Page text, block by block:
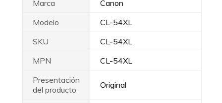
Marca
Canon
Modelo
CL-54XL
SKU
CL-54XL
MPN
CL-54XL
Presentación
del producto
Original